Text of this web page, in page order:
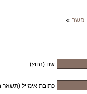
פשר »
שם (נחוץ)
כתובת אימייל (תשאר